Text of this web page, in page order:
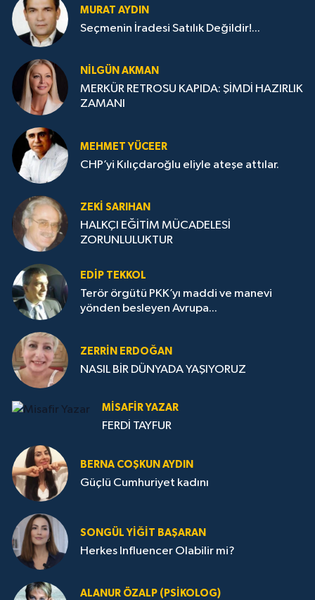
MURAT AYDIN
Seçmenin İradesi Satılık Değildir!...
NILGÜN AKMAN
MERKÜR RETROSU KAPIDA: ŞİMDİ HAZIRLIK
ZAMANI
MEHMET YÜCEER
CHP’yi Kılıçdaroğlu eliyle ateşe attılar.
ZEKI SARIHAN
HALKÇI EĞİTİM MÜCADELESİ
ZORUNLULUKTUR
EDIP TEKKOL
Terör örgütü PKK’yı maddi ve manevi
yönden besleyen Avrupa...
ZERRIN ERDOĞAN
NASIL BİR DÜNYADA YAŞIYORUZ
MISAFIR YAZAR
FERDİ TAYFUR
BERNA COŞKUN AYDIN
Güçlü Cumhuriyet kadını
SONGÜL YIĞIT BAŞARAN
Herkes Influencer Olabilir mi?
ALANUR ÖZALP (PSIKOLOG)